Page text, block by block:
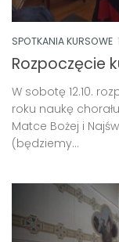
SPOTKANIA KURSOWE
Rozpoczęcie
W sobotę 12.10.
roku naukę
Matce Bożej i
(będziemy...